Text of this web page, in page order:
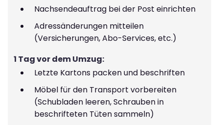
Nachsendeauftrag bei der Post einrichten
Adressänderungen mitteilen
(Versicherungen, Abo-Services, etc.)
1 Tag vor dem Umzug:
Letzte Kartons packen und beschriften
Möbel für den Transport vorbereiten
(Schubladen leeren, Schrauben in
beschrifteten Tüten sammeln)